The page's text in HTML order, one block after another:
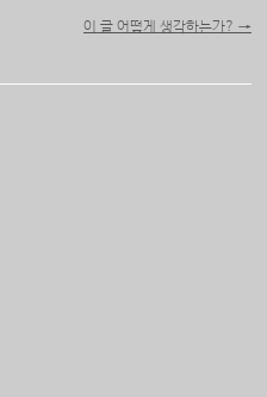
이 글 어떻게 생각하는가? →